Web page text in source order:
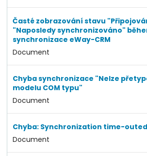
Časté zobrazování stavu
"Naposledy synchronizováno"
synchronizace eWay-CRM
Document
Chyba synchronizace "Nelze
modelu COM typu"
Document
Chyba: Synchronization time-
Document